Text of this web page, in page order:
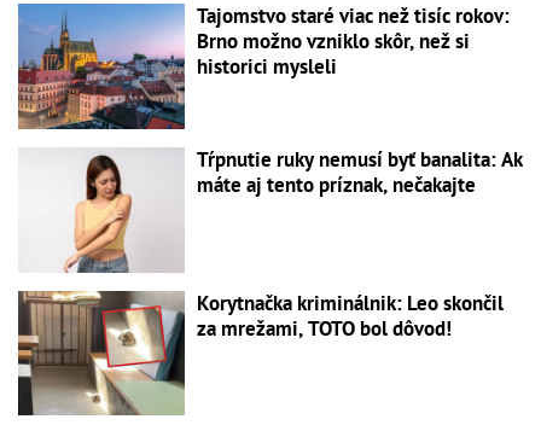
Tajomstvo staré viac než tisíc rokov:
Brno možno vzniklo skôr, než si
historici mysleli
Tŕpnutie ruky nemusí byť banalita: Ak
máte aj tento príznak, nečakajte
Korytnačka kriminálnik: Leo skončil
za mrežami, TOTO bol dôvod!